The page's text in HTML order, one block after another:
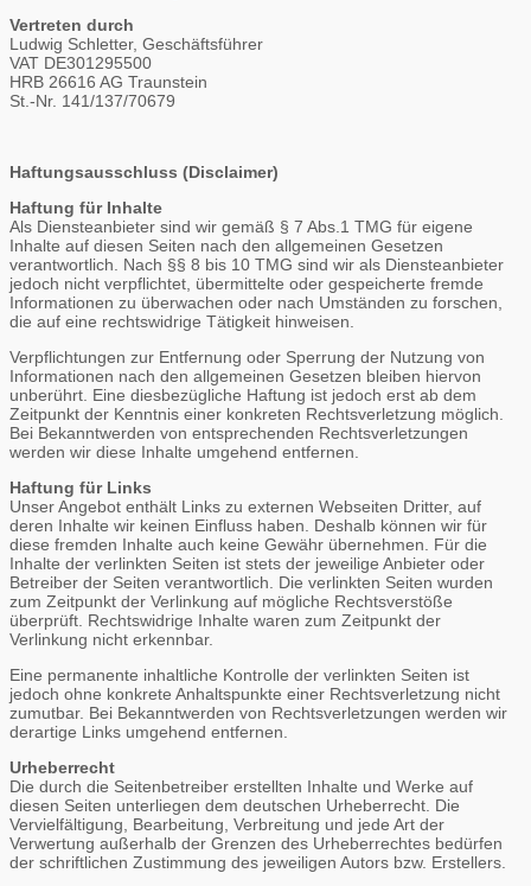
Vertreten durch
Ludwig Schletter, Geschäftsführer
VAT DE301295500
HRB 26616 AG Traunstein
St.-Nr. 141/137/70679
Haftungsausschluss (Disclaimer)
Haftung für Inhalte
Als Diensteanbieter sind wir gemäß § 7 Abs.1 TMG für eigene
Inhalte auf diesen Seiten nach den allgemeinen Gesetzen
verantwortlich. Nach §§ 8 bis 10 TMG sind wir als Diensteanbieter
jedoch nicht verpflichtet, übermittelte oder gespeicherte fremde
Informationen zu überwachen oder nach Umständen zu forschen,
die auf eine rechtswidrige Tätigkeit hinweisen.
Verpflichtungen zur Entfernung oder Sperrung der Nutzung von
Informationen nach den allgemeinen Gesetzen bleiben hiervon
unberührt. Eine diesbezügliche Haftung ist jedoch erst ab dem
Zeitpunkt der Kenntnis einer konkreten Rechtsverletzung möglich.
Bei Bekanntwerden von entsprechenden Rechtsverletzungen
werden wir diese Inhalte umgehend entfernen.
Haftung für Links
Unser Angebot enthält Links zu externen Webseiten Dritter, auf
deren Inhalte wir keinen Einfluss haben. Deshalb können wir für
diese fremden Inhalte auch keine Gewähr übernehmen. Für die
Inhalte der verlinkten Seiten ist stets der jeweilige Anbieter oder
Betreiber der Seiten verantwortlich. Die verlinkten Seiten wurden
zum Zeitpunkt der Verlinkung auf mögliche Rechtsverstöße
überprüft. Rechtswidrige Inhalte waren zum Zeitpunkt der
Verlinkung nicht erkennbar.
Eine permanente inhaltliche Kontrolle der verlinkten Seiten ist
jedoch ohne konkrete Anhaltspunkte einer Rechtsverletzung nicht
zumutbar. Bei Bekanntwerden von Rechtsverletzungen werden wir
derartige Links umgehend entfernen.
Urheberrecht
Die durch die Seitenbetreiber erstellten Inhalte und Werke auf
diesen Seiten unterliegen dem deutschen Urheberrecht. Die
Vervielfältigung, Bearbeitung, Verbreitung und jede Art der
Verwertung außerhalb der Grenzen des Urheberrechtes bedürfen
der schriftlichen Zustimmung des jeweiligen Autors bzw. Erstellers.